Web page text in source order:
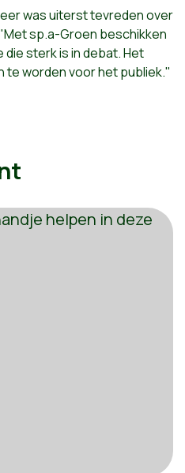
was uiterst tevreden over
sp.a-Groen beschikken
sterk is in debat. Het
te worden voor het publiek."